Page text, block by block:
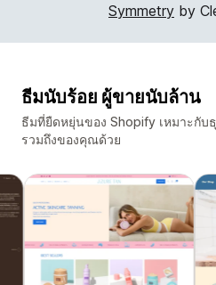
Symmetry by
ธีมนับร้อย ผู้ขายนับล้าน
ธีมที่ยืดหยุ่นของ Shopify เหมาะกับ
รวมถึงของคุณด้วย